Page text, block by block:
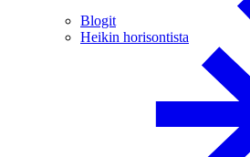
Blogit
Heikin horisontista